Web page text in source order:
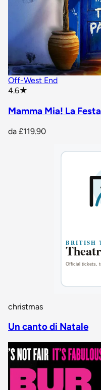
Off-West End
4.6★
Mamma Mia! La Festa
da £119.90
christmas
Un canto di Natale